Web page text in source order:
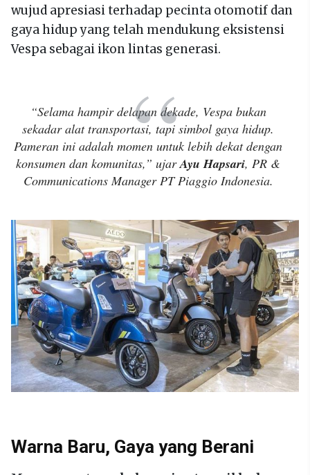
wujud apresiasi terhadap pecinta otomotif dan
gaya hidup yang telah mendukung eksistensi
Vespa sebagai ikon lintas generasi.
“Selama hampir delapan dekade, Vespa bukan
sekadar alat transportasi, tapi simbol gaya hidup.
Pameran ini adalah momen untuk lebih dekat dengan
konsumen dan komunitas,” ujarAyu Hapsari, PR &
Communications Manager PT Piaggio Indonesia.
Warna Baru, Gaya yang Berani